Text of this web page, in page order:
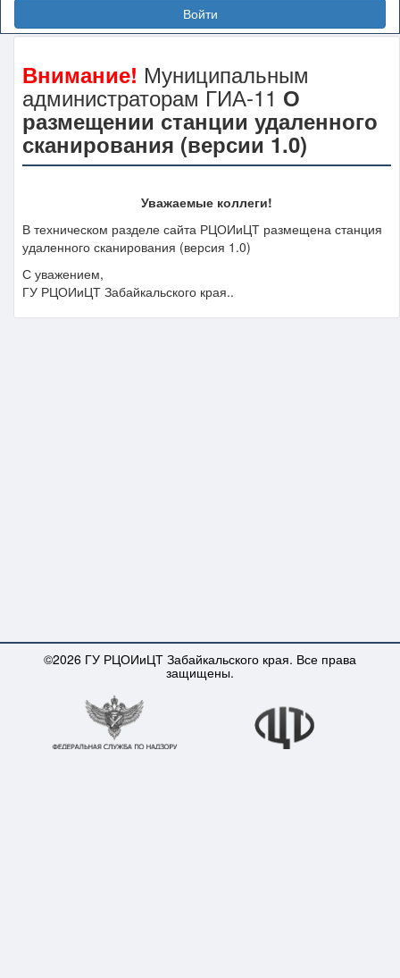
Войти
Внимание! Муниципальным
администраторам ГИА-11 О
размещении станции удаленного
сканирования (версии 1.0)
Уважаемые коллеги!
В техническом разделе сайта РЦОИиЦТ размещена станция
удаленного сканирования (версия 1.0)
С уважением,
ГУ РЦОИиЦТ Забайкальского края..
©2026 ГУ РЦОИиЦТ Забайкальского края. Все права
защищены.